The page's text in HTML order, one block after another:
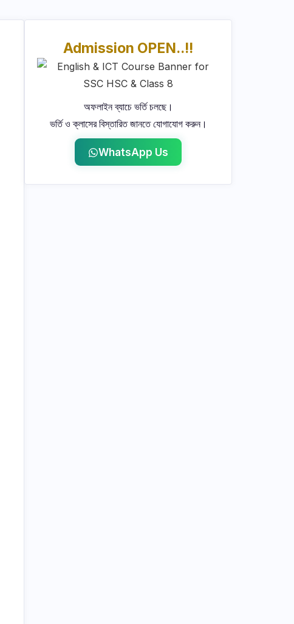
Admission OPEN..!!
অফলাইন ব্যাচে ভর্তি চলছে।
ভর্তি ও ক্লাসের বিস্তারিত জানতে যোগাযোগ করুন।
WhatsApp Us